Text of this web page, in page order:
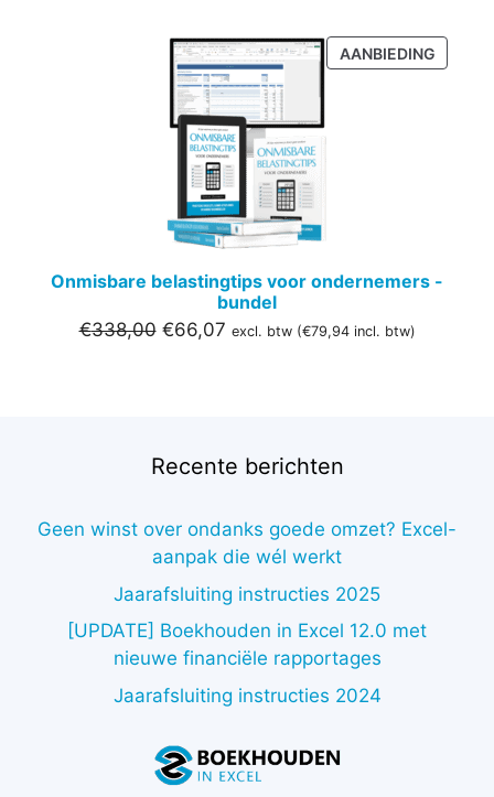
AANBIEDING
IN
Onmisbare belastingtips voor ondernemers -
bundel
€338,00 Oorspronkelijke
€66,07Huidige
excl. btw (€79,94incl. btw)
Recente berichten
Geen winst over ondanks goede omzet? Excel-
aanpak die wél werkt
Jaarafsluiting instructies 2025
[UPDATE] Boekhouden in Excel 12.0 met
nieuwe financiële rapportages
Jaarafsluiting instructies 2024